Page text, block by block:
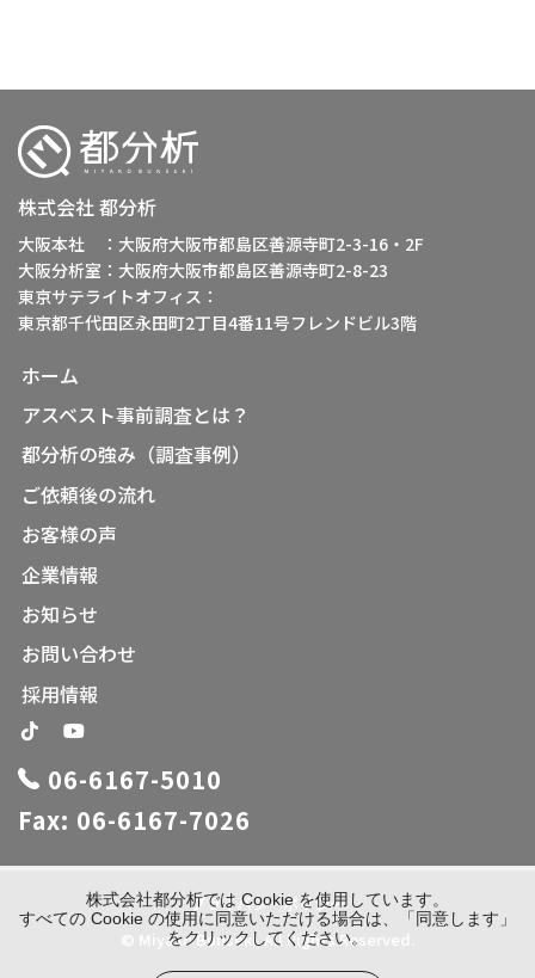
株式会社 都分析
大阪本社 ：大阪府大阪市都島区善源寺町2-3-16・2F
大阪分析室：大阪府大阪市都島区善源寺町2-8-23
東京サテライトオフィス：
東京都千代田区永田町2丁目4番11号フレンドビル3階
ホーム
アスベスト事前調査とは？
都分析の強み（調査事例）
ご依頼後の流れ
お客様の声
企業情報
お知らせ
お問い合わせ
採用情報
06-6167-5010
Fax: 06-6167-7026
© Miyako Bunseki. All Rights Reserved.
プライバシーポリシー
株式会社都分析では Cookie を使用しています。
すべての Cookie の使用に同意いただける場合は、「同意します」
をクリックしてください。